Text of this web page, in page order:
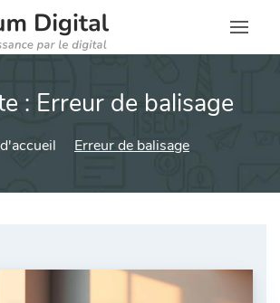
: Erreur de balisage
Erreur de balisage